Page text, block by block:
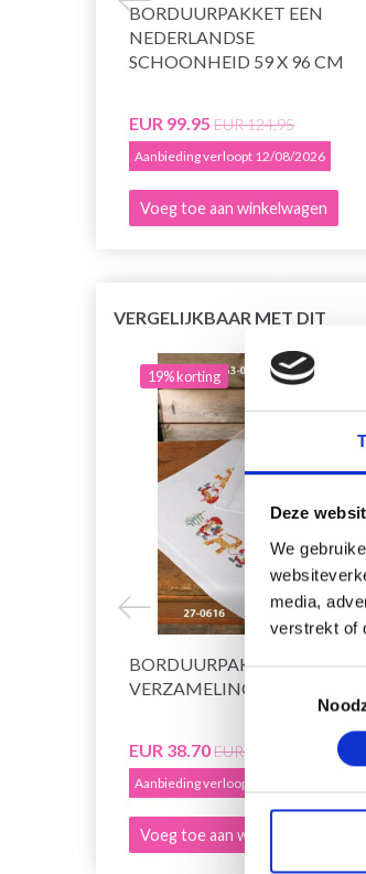
Deze
We
media,
verstrekt of
BORDUURPAKKET EEN
NEDERLANDSE
SCHOONHEID 59 X 96 CM
EUR 99.95 EUR 124.95
Aanbieding verloopt 12/08/2026
Voeg toe aan winkelwagen
VERGELIJKBAAR MET DIT
19% korting
BORDUURPAKKET
VERZAMELING XXX 80 X 80
EUR 38.70EUR 48.35
Aanbieding verloopt 12/08/2026
Voeg toe aan winkelwagen